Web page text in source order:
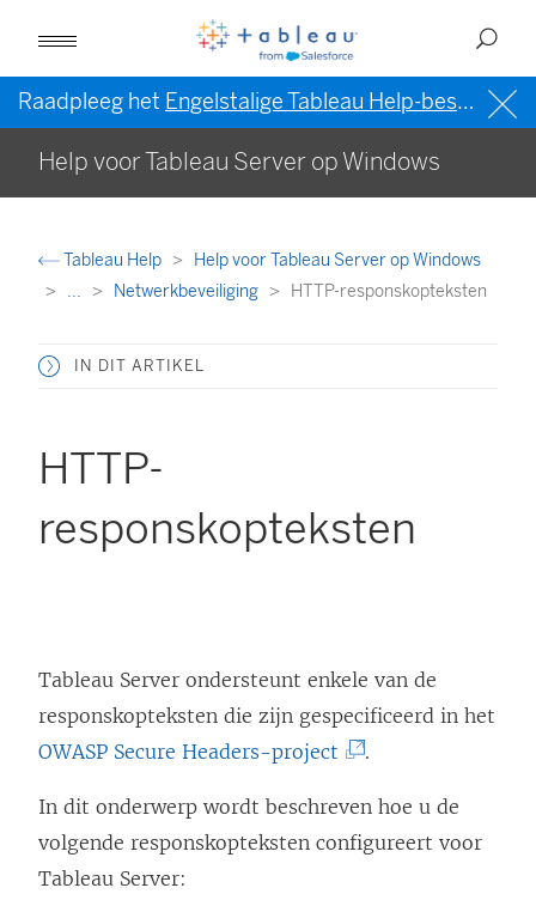
Raadpleeg het Engelstalige Tableau Help-bestand (VS)
Help voor Tableau Server op Windows
Tableau Help
Help voor Tableau Server op Windows
...
Netwerkbeveiliging HTTP-responskopteksten
IN DIT ARTIKEL
HTTP-
responskopteksten
Tableau Server ondersteunt enkele van de
responskopteksten die zijn gespecificeerd in het
OWASP Secure Headers-project
i
n
.
In dit onderwerp wordt beschreven hoe u de
volgende responskopteksten configureert voor
Tableau Server: